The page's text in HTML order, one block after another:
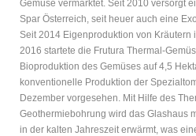
Gemüse vermarktet. Seit 2010 versorgt
Spar Österreich, seit heuer auch eine
Seit 2014 Eigenproduktion von Kräutern
2016 startete die Frutura Thermal-
Bioproduktion des Gemüses auf 4,5
konventionelle Produktion der
Dezember vorgesehen. Mit Hilfe des
Geothermiebohrung wird das Glashaus
in der kalten Jahreszeit erwärmt, was